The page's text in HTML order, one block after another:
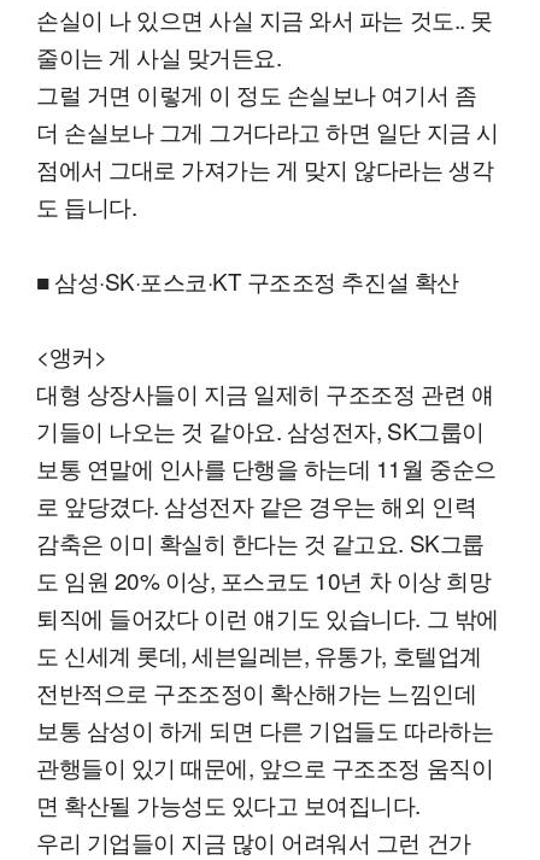
손실이 나 있으면 사실 지금 와서 파는 것도.. 못
줄이는 게 사실 맞거든요.
그럴 거면 이렇게 이 정도 손실보나 여기서 좀
더 손실보나 그게 그거다라고 하면 일단 지금 시
점에서 그대로 가져가는 게 맞지 않다라는 생각
도 듭니다.
■ 삼성·SK·포스코·KT 구조조정 추진설 확산
<앵커>
대형 상장사들이 지금 일제히 구조조정 관련 얘
기들이 나오는 것 같아요. 삼성전자, SK그룹이
보통 연말에 인사를 단행을 하는데 11월 중순으
로 앞당겼다. 삼성전자 같은 경우는 해외 인력
감축은 이미 확실히 한다는 것 같고요. SK그룹
도 임원 20% 이상, 포스코도 10년 차 이상 희망
퇴직에 들어갔다 이런 얘기도 있습니다. 그 밖에
도 신세계 롯데, 세븐일레븐, 유통가, 호텔업계
전반적으로 구조조정이 확산해가는 느낌인데
보통 삼성이 하게 되면 다른 기업들도 따라하는
관행들이 있기 때문에, 앞으로 구조조정 움직이
면 확산될 가능성도 있다고 보여집니다.
우리 기업들이 지금 많이 어려워서 그런 건가